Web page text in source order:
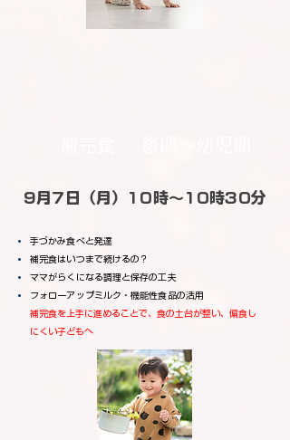
9月7日（月）10時～10時30分
手づかみ食べと発達
補完食はいつまで続けるの？
ママがらくになる調理と保存の工夫
フォローアップミルク・機能性食品の活用
補完食を上手に進めることで、食の土台が整い、偏食し
にくい子どもへ